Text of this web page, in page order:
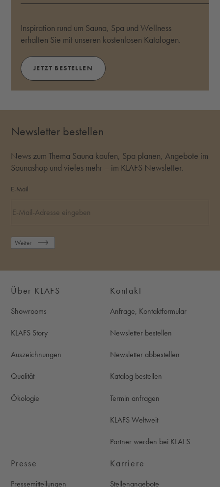
Inspiration rund um Sauna, Spa und Wellness
erhalten Sie mit unseren kostenlosen Katalogen.
JETZT BESTELLEN
Newsletter bestellen
News zum Thema Sauna kaufen, Spa planen, Angebote im
Saunashop und vieles mehr – im KLAFS Newsletter.
E-Mail
Weiter
Über KLAFS
Showrooms
KLAFS Story
Auszeichnungen
Qualität
Ökologie
Kontakt
Anfrage, Kontaktformular
Newsletter bestellen
Newsletter abbestellen
Katalog bestellen
Termin anfragen
KLAFS Weltweit
Partner werden bei KLAFS
Presse
Pressemitteilungen
Karriere
Stellenangebote